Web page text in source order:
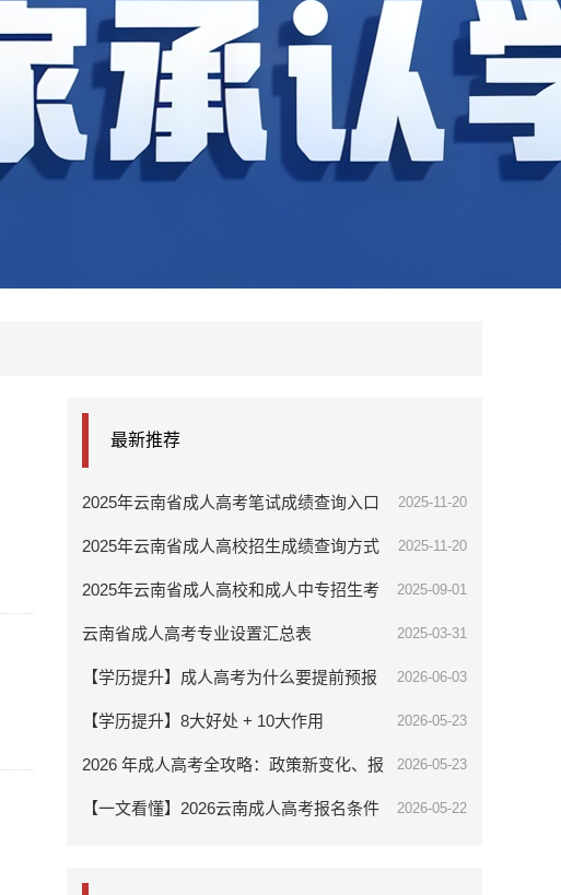
最新推荐
2025年云南省成人高考笔试成绩查询入口 2025-11-20
2025年云南省成人高校招生成绩查询方式
及最低录取控制分数线
2025-11-20
2025年云南省成人高校和成人中专招生考
试报名通告
2025-09-01
云南省成人高考专业设置汇总表 2025-03-31
【学历提升】成人高考为什么要提前预报
名？
2026-06-03
【学历提升】8大好处 + 10大作用 2026-05-23
2026 年成人高考全攻略：政策新变化、报
考条件、流程及备考指南
2026-05-23
【一文看懂】2026云南成人高考报名条件 2026-05-22